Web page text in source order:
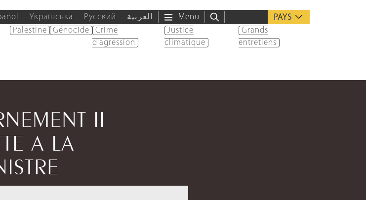
Українська Русский العربية Menu
PAYS
Palestine Génocide
Crime
d'agression
Justice
climatique
Grands
entretiens
II
A LA